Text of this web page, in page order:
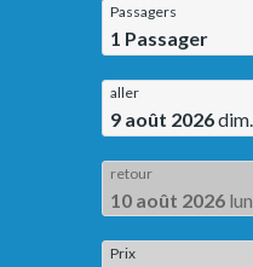
Passagers
1 Passager
aller
9 août 2026dim.
retour
10 août 2026 lun.
Prix